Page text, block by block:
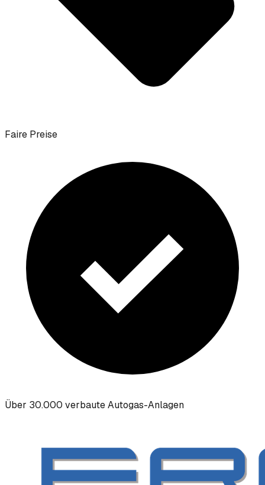
Faire Preise
Über 30.000 verbaute Autogas-Anlagen